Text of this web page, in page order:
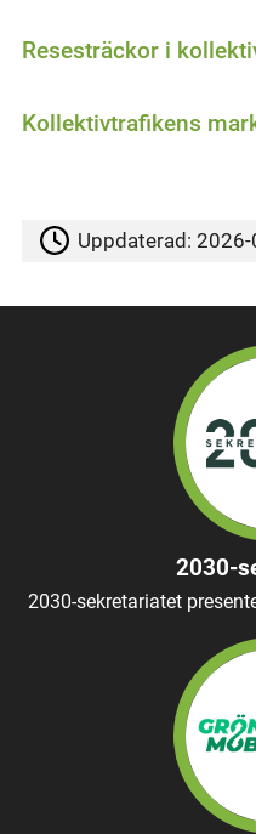
Resesträckor i
Kollektivtrafikens
Uppdaterad:2026-
2030-
2030-sekretariatet